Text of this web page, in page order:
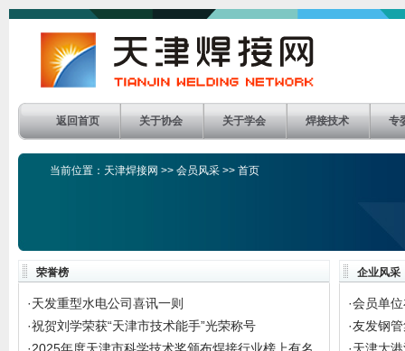
返回首页 关于协会 关于学会 焊接技术 专
当前位置： 天津焊接网 >> 会员风采 >> 首页
荣誉榜
·天发重型水电公司喜讯一则
·祝贺刘学荣获“天津市技术能手”光荣称号
企业风采
·会员单位
·友发钢